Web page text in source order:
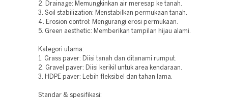
2. Drainage: Memungkinkan air meresap ke tanah.
3. Soil stabilization: Menstabilkan permukaan tanah.
4. Erosion control: Mengurangi erosi permukaan.
5. Green aesthetic: Memberikan tampilan hijau alami.
Kategori utama:
1. Grass paver: Diisi tanah dan ditanami rumput.
2. Gravel paver: Diisi kerikil untuk area kendaraan.
3. HDPE paver: Lebih fleksibel dan tahan lama.
Standar & spesifikasi: